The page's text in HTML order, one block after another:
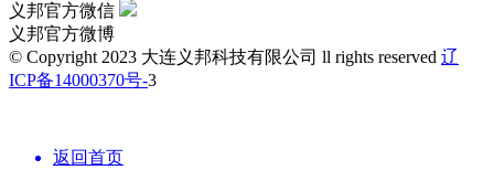
义邦官方微信
义邦官方微博
© Copyright 2023 大连义邦科技有限公司 ll rights reserved 辽
ICP备14000370号-3
返回首页